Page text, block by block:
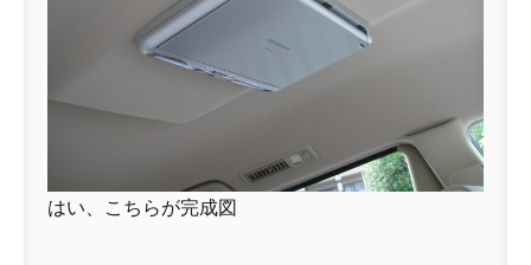
はい、こちらが完成図